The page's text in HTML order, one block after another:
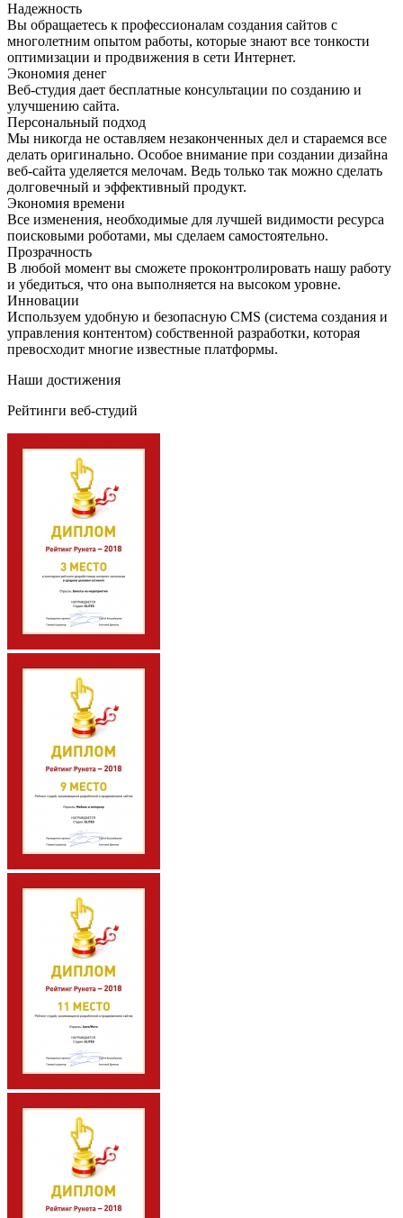
Надежность
Вы обращаетесь к профессионалам создания сайтов с
многолетним опытом работы, которые знают все тонкости
оптимизации и продвижения в сети Интернет.
Экономия денег
Веб-студия дает бесплатные консультации по созданию и
улучшению сайта.
Персональный подход
Мы никогда не оставляем незаконченных дел и стараемся все
делать оригинально. Особое внимание при создании дизайна
веб-сайта уделяется мелочам. Ведь только так можно сделать
долговечный и эффективный продукт.
Экономия времени
Все изменения, необходимые для лучшей видимости ресурса
поисковыми роботами, мы сделаем самостоятельно.
Прозрачность
В любой момент вы сможете проконтролировать нашу работу
и убедиться, что она выполняется на высоком уровне.
Инновации
Используем удобную и безопасную CMS (система создания и
управления контентом) собственной разработки, которая
превосходит многие известные платформы.
Наши достижения
Рейтинги веб-студий